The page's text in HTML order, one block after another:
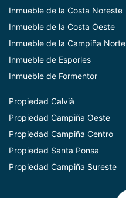
Inmueble de la Costa Noreste
Inmueble de la Costa Oeste
Inmueble de la Campiña Norte
Inmueble de Esporles
Inmueble de Formentor
Propiedad Calvià
Propiedad Campiña Oeste
Propiedad Campiña Centro
Propiedad Santa Ponsa
Propiedad Campiña Sureste